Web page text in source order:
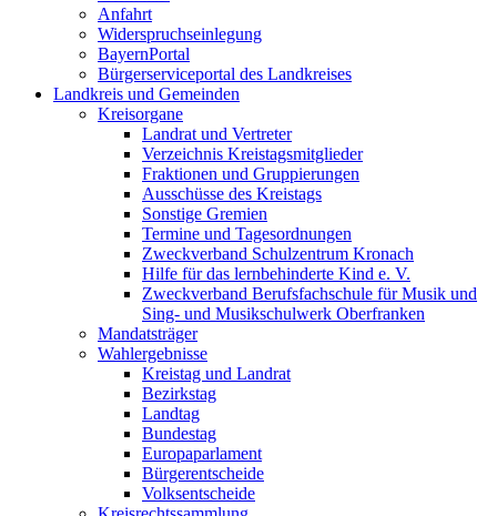
Anfahrt
Widerspruchseinlegung
BayernPortal
Bürgerserviceportal des Landkreises
Landkreis und Gemeinden
Kreisorgane
Landrat und Vertreter
Verzeichnis Kreistagsmitglieder
Fraktionen und Gruppierungen
Ausschüsse des Kreistags
Sonstige Gremien
Termine und Tagesordnungen
Zweckverband Schulzentrum Kronach
Hilfe für das lernbehinderte Kind e. V.
Zweckverband Berufsfachschule für Musik und
Sing- und Musikschulwerk Oberfranken
Mandatsträger
Wahlergebnisse
Kreistag und Landrat
Bezirkstag
Landtag
Bundestag
Europaparlament
Bürgerentscheide
Volksentscheide